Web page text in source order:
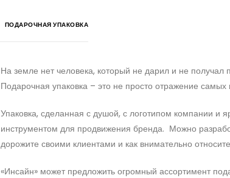
ПОДАРОЧНАЯ УПАКОВКА
На земле нет человека, который не дарил и не получал
Подарочная упаковка – это не просто отражение
Упаковка, сделанная с душой, с логотипом компании
инструментом для продвижения бренда. Можно
дорожите своими клиентами и как внимательно
«Инсайн» может предложить огромный ассортимент